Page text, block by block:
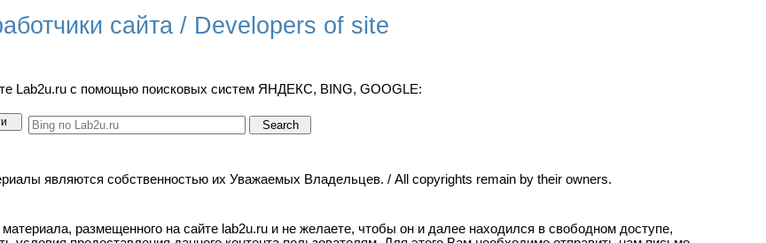
сайта / Developers of site
Lab2u.ru с помощью поисковых систем ЯНДЕКС, BING, GOOGLE:
являются собственностью их Уважаемых Владельцев. / All copyrights remain by their owners.
размещенного на сайте lab2u.ru и не желаете, чтобы он и далее находился в свободном доступе,